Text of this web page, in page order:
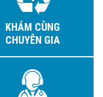
KHÁM CÙNG
CHUYÊN GIA